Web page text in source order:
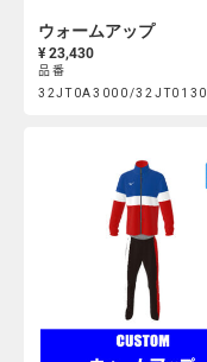
ウォームアップ
¥ 23,430
Product
Actions
品番